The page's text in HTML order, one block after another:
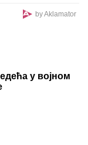
by Aklamator
у војном